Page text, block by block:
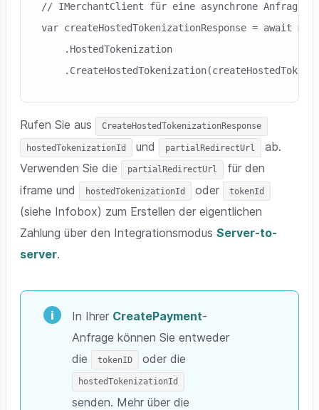
// IMerchantClient für eine asynchrone Anfrage an
var createHostedTokenizationResponse = await
    .HostedTokenization
Rufen Sie aus CreateHostedTokenizationResponse
hostedTokenizationId und partialRedirectUrl
ab.
Verwenden Sie die
partialRedirectUrl
für den
iframe und
hostedTokenizationId oder tokenId
(siehe Infobox) zum Erstellen der eigentlichen
Zahlung über den IntegrationsmodusServer-to-
server.
In Ihrer CreatePayment-
Anfrage können Sie entweder
die
tokenID oder die
hostedTokenizationId
senden. Mehr über die